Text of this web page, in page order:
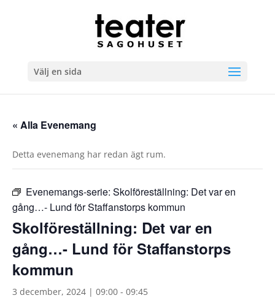
Välj en sida
« Alla Evenemang
Detta evenemang har redan ägt rum.
Evenemangs-serie: Skolföreställning: Det var en
gång…- Lund för Staffanstorps kommun
Skolföreställning: Det var en
gång…- Lund för Staffanstorps
kommun
3 december, 2024 | 09:00 - 09:45